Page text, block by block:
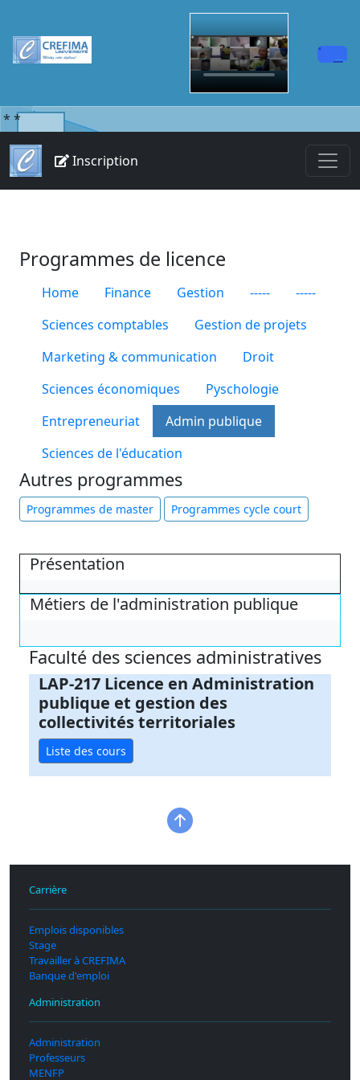
* *
Inscription
Programmes de licence
Home Finance Gestion -----
-----
Sciences comptables
Gestion de projets
Marketing & communication
Droit
Sciences économiques
Pyschologie
Entrepreneuriat
Admin publique
Sciences de l'éducation
Autres programmes
Programmes de master Programmes cycle court
Présentation
Métiers de l'administration publique
Faculté des sciences administratives
LAP-217 Licence en Administration
publique et gestion des
collectivités territoriales
Liste des cours
Carrière
Emplois disponibles
Stage
Travailler à CREFIMA
Banque d'emploi
Administration
Administration
Professeurs
MENFP